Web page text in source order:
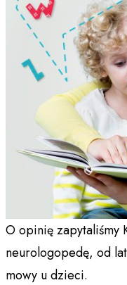
O opinię zapytaliśmy
neurologopedę, od
mowy u dzieci.